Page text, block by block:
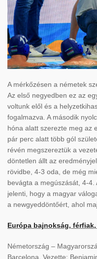
A mérkőzésen a németek
Az első negyedben ez az
voltunk elől és a
fogalmazva. A második
hóna alatt szerezte meg az
pár perc alatt több gól
révén megszereztük a
döntetlen állt az
rövidbe, 4-3 oda, de még
bevágta a megúszását, 4-
jelenti, hogy a magyar
a newgyeddöntőért, ahol
Európa bajnokság,
Németország –
Barcelona. Vezette: